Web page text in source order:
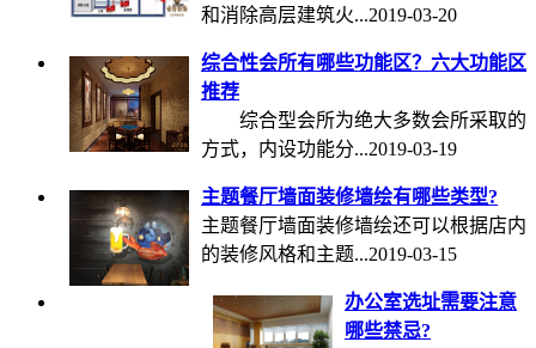
和消除高层建筑火...2019-03-20
综合性会所有哪些功能区？六大功能区
推荐
综合型会所为绝大多数会所采取的
方式，内设功能分...2019-03-19
主题餐厅墙面装修墙绘有哪些类型?
主题餐厅墙面装修墙绘还可以根据店内
的装修风格和主题...2019-03-15
办公室选址需要注意
哪些禁忌?